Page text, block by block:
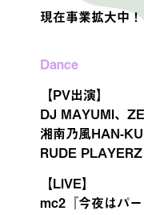
現在事業拡大中！
Dance
【PV出演】
DJ MAYUMI、
湘南乃風HAN-
RUDE PLAYERZ
【LIVE】
mc2『今夜はパ